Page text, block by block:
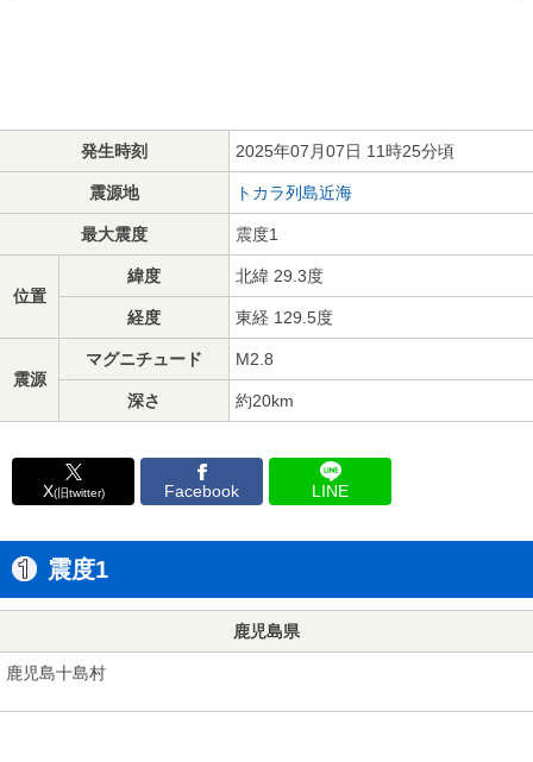
発生時刻 2025年07月07日 11時25分頃
震源地 トカラ列島近海
最大震度 震度1
位置
緯度 北緯 29.3度
経度 東経 129.5度
震源
マグニチュード M2.8
深さ 約20km
X(旧twitter) Facebook LINE
震度1
鹿児島県
鹿児島十島村